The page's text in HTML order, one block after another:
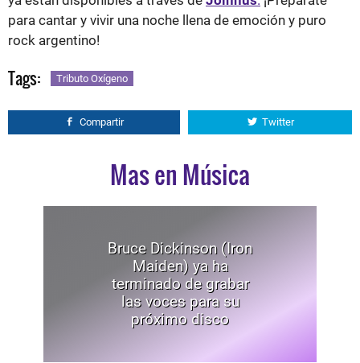
para cantar y vivir una noche llena de emoción y puro
rock argentino!
Tags: Tributo Oxígeno
Compartir Twitter
Mas en Música
Bruce Dickinson (Iron
Maiden) ya ha
terminado de grabar
las voces para su
próximo disco